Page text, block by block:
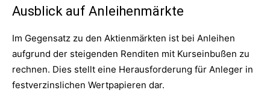
Ausblick auf Anleihenmärkte
Im Gegensatz zu den Aktienmärkten ist bei Anleihen
aufgrund der steigenden Renditen mit Kurseinbußen zu
rechnen. Dies stellt eine Herausforderung für Anleger in
festverzinslichen Wertpapieren dar.